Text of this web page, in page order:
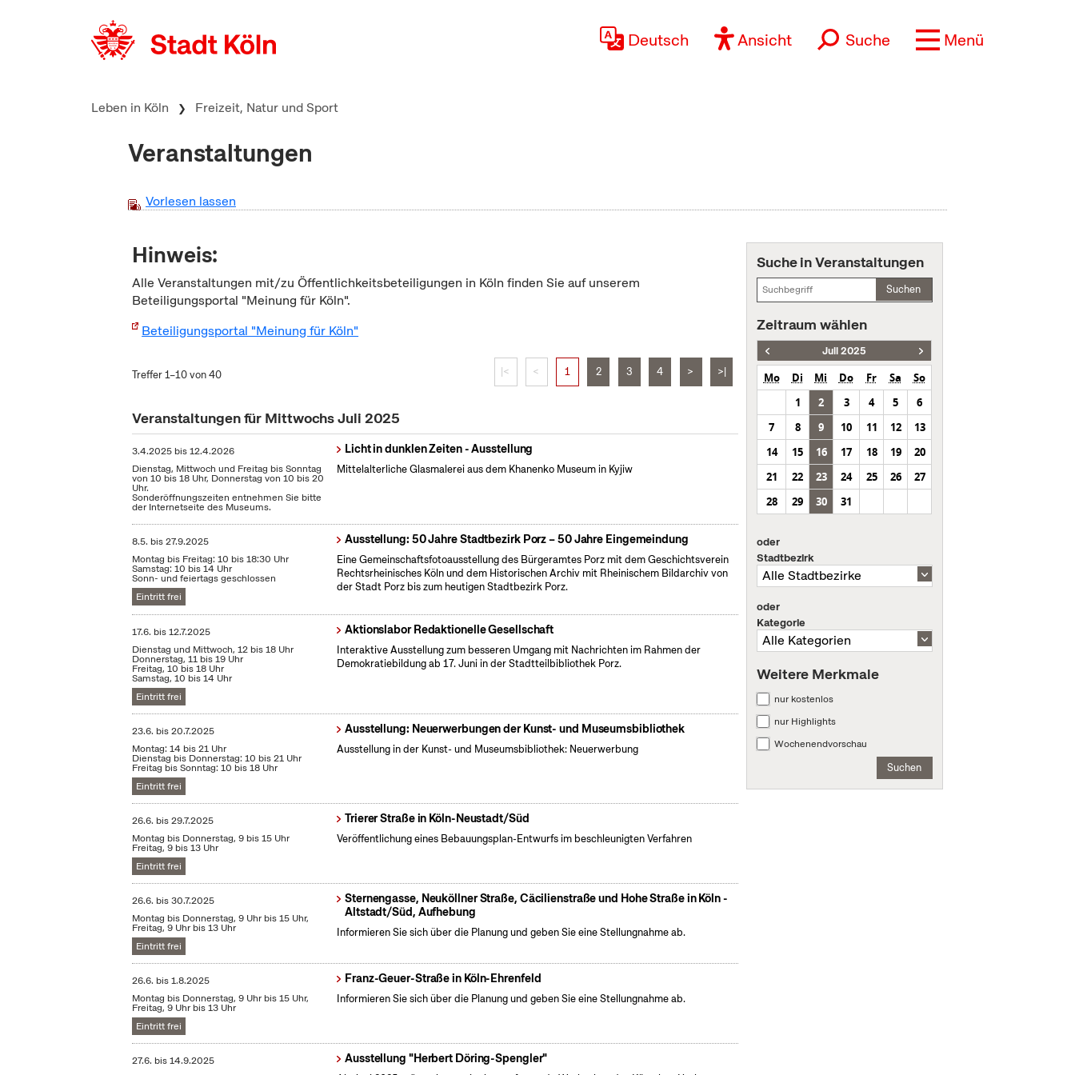
Deutsch Ansicht Suche Menü
Leben in Köln Freizeit, Natur und Sport
Veranstaltungen
Vorlesen lassen
Hinweis:
Alle Veranstaltungen mit/zu Öffentlichkeitsbeteiligungen in Köln finden Sie auf unserem
Beteiligungsportal "Meinung für Köln".
Beteiligungsportal "Meinung für Köln"
Treffer 1–10 von 40 |< < 1 2 3 4 > >|
Veranstaltungen für Mittwochs Juli 2025
3.4.2025 bis12.4.2026
Dienstag, Mittwoch und Freitag bis Sonntag
von 10 bis 18 Uhr, Donnerstag von 10 bis 20
Uhr.
Sonderöffnungszeiten entnehmen Sie bitte
der Internetseite des Museums.
Licht in dunklen Zeiten - Ausstellung
Mittelalterliche Glasmalerei aus dem Khanenko Museum in Kyjiw
8.5. bis27.9.2025
Montag bis Freitag: 10 bis 18:30 Uhr
Samstag: 10 bis 14 Uhr
Sonn- und feiertags geschlossen
Eintritt frei
Ausstellung: 50 Jahre Stadtbezirk Porz – 50 Jahre Eingemeindung
Eine Gemeinschaftsfotoausstellung des Bürgeramtes Porz mit dem Geschichtsverein
Rechtsrheinisches Köln und dem Historischen Archiv mit Rheinischem Bildarchiv von
der Stadt Porz bis zum heutigen Stadtbezirk Porz.
17.6. bis12.7.2025
Dienstag und Mittwoch, 12 bis 18 Uhr
Donnerstag, 11 bis 19 Uhr
Freitag, 10 bis 18 Uhr
Samstag, 10 bis 14 Uhr
Eintritt frei
Aktionslabor Redaktionelle Gesellschaft
Interaktive Ausstellung zum besseren Umgang mit Nachrichten im Rahmen der
Demokratiebildung ab 17. Juni in der Stadtteilbibliothek Porz.
23.6. bis20.7.2025
Montag: 14 bis 21 Uhr
Dienstag bis Donnerstag: 10 bis 21 Uhr
Freitag bis Sonntag: 10 bis 18 Uhr
Eintritt frei
Ausstellung: Neuerwerbungen der Kunst- und Museumsbibliothek
Ausstellung in der Kunst- und Museumsbibliothek: Neuerwerbung
26.6. bis29.7.2025
Montag bis Donnerstag, 9 bis 15 Uhr
Freitag, 9 bis 13 Uhr
Eintritt frei
Trierer Straße in Köln-Neustadt/Süd
Veröffentlichung eines Bebauungsplan-Entwurfs im beschleunigten Verfahren
26.6. bis30.7.2025
Montag bis Donnerstag, 9 Uhr bis 15 Uhr,
Freitag, 9 Uhr bis 13 Uhr
Eintritt frei
Sternengasse, Neuköllner Straße, Cäcilienstraße und Hohe Straße in Köln -
Altstadt/Süd, Aufhebung
Informieren Sie sich über die Planung und geben Sie eine Stellungnahme ab.
26.6. bis1.8.2025
Montag bis Donnerstag, 9 Uhr bis 15 Uhr,
Freitag, 9 Uhr bis 13 Uhr
Eintritt frei
Franz-Geuer-Straße in Köln-Ehrenfeld
Informieren Sie sich über die Planung und geben Sie eine Stellungnahme ab.
27.6. bis14.9.2025
Ausstellung "Herbert Döring-Spengler"
Suche in Veranstaltungen
Suchen
Zeitraum wählen
Juli 2025
Mo Di Mi Do Fr Sa
So
1
2 3 4 5
6
7
8 9 10 11 12
13
14
15 16 17 18 19
20
21
22 23 24 25 26
27
28
29 30 31
oder
Stadtbezirk
oder
Kategorie
Weitere Merkmale
nur kostenlos
nur Highlights
Wochenendvorschau
Suchen